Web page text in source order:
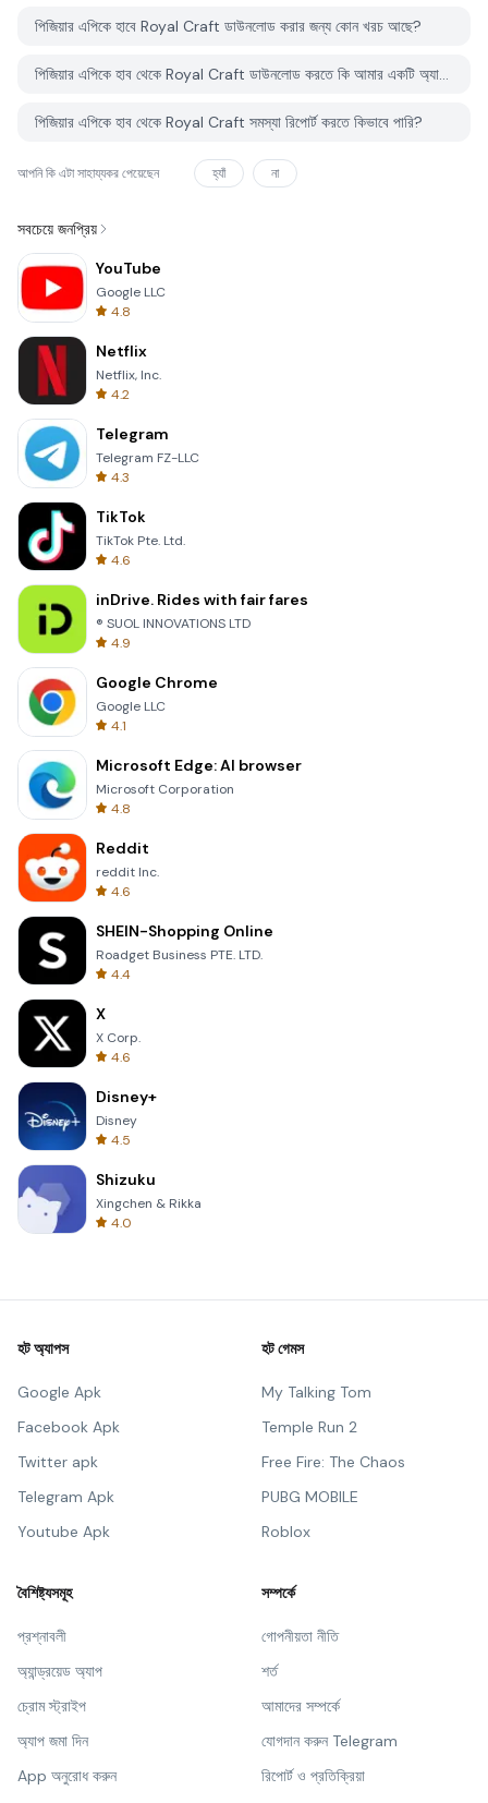
পিজিয়ার এপিকে হাবে Royal Craft ডাউনলোড করার জন্য কোন খরচ আছে?
পিজিয়ার এপিকে হাব থেকে Royal Craft ডাউনলোড করতে কি আমার একটি অ্যাকাউন্ট দরকার?
পিজিয়ার এপিকে হাব থেকে Royal Craft সমস্যা রিপোর্ট করতে কিভাবে পারি?
আপনি কি এটা সাহায্যকর পেয়েছেন হ্যাঁ না
সবচেয়ে জনপ্রিয়
YouTube
Google LLC
4.8
Netflix
Netflix, Inc.
4.2
Telegram
Telegram FZ-LLC
4.3
TikTok
TikTok Pte. Ltd.
4.6
inDrive. Rides with fair fares
® SUOL INNOVATIONS LTD
4.9
Google Chrome
Google LLC
4.1
Microsoft Edge: AI browser
Microsoft Corporation
4.8
Reddit
reddit Inc.
4.6
SHEIN-Shopping Online
Roadget Business PTE. LTD.
4.4
X
X Corp.
4.6
Disney+
Disney
4.5
Shizuku
Xingchen & Rikka
4.0
হট অ্যাপস
Google Apk
Facebook Apk
Twitter apk
Telegram Apk
Youtube Apk
হট গেমস
My Talking Tom
Temple Run 2
Free Fire: The Chaos
PUBG MOBILE
Roblox
বৈশিষ্ট্যসমূহ
প্রশ্নাবলী
অ্যান্ড্রয়েড অ্যাপ
চ্রোম স্ট্রাইপ
অ্যাপ জমা দিন
App অনুরোধ করুন
সম্পর্কে
গোপনীয়তা নীতি
শর্ত
আমাদের সম্পর্কে
যোগদান করুন Telegram
রিপোর্ট ও প্রতিক্রিয়া